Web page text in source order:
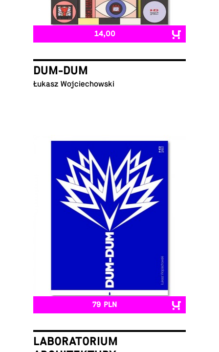
14,00
DUM-DUM
Łukasz Wojciechowski
79 PLN
LABORATORIUM